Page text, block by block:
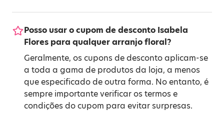
Posso usar o cupom de desconto Isabela
Flores para qualquer arranjo floral?
Geralmente, os cupons de desconto aplicam-se
a toda a gama de produtos da loja, a menos
que especificado de outra forma. No entanto, é
sempre importante verificar os termos e
condições do cupom para evitar surpresas.